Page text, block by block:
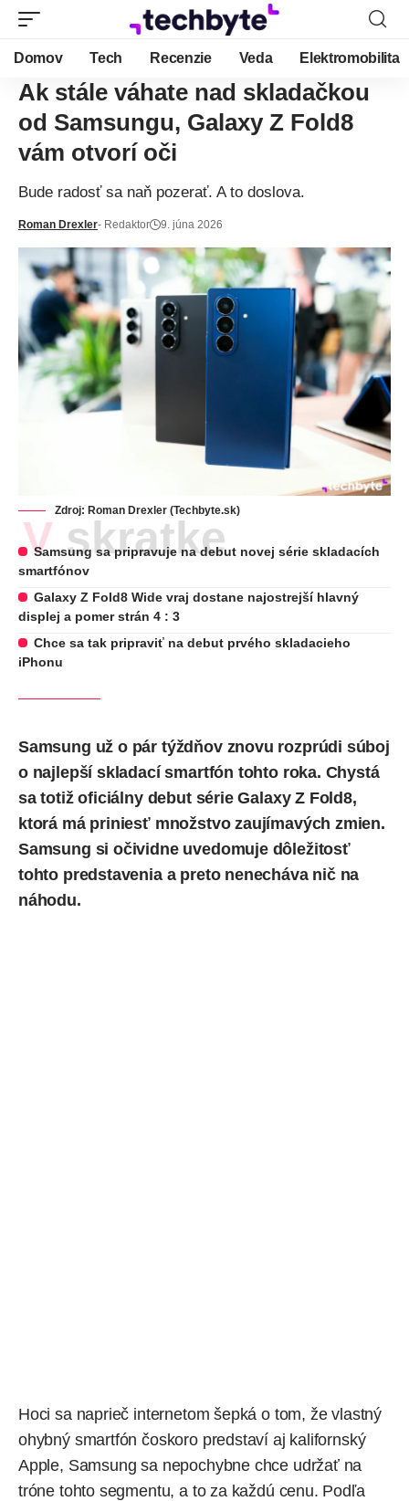
Domov Tech Recenzie Veda Elektromobilita
Ak stále váhate nad skladačkou
od Samsungu, Galaxy Z Fold8
vám otvorí oči
Bude radosť sa naň pozerať. A to doslova.
Roman Drexler- Redaktor 9. júna 2026
Zdroj: Roman Drexler (Techbyte.sk)
V skratke
Samsung sa pripravuje na debut novej série skladacích
smartfónov
Galaxy Z Fold8 Wide vraj dostane najostrejší hlavný
displej a pomer strán 4 : 3
Chce sa tak pripraviť na debut prvého skladacieho
iPhonu
Samsung už o pár týždňov znovu rozprúdi súboj
o najlepší skladací smartfón tohto roka. Chystá
sa totiž oficiálny debut série Galaxy Z Fold8,
ktorá má priniesť množstvo zaujímavých zmien.
Samsung si očividne uvedomuje dôležitosť
tohto predstavenia a preto nenecháva nič na
náhodu.
Hoci sa naprieč internetom šepká o tom, že vlastný
ohybný smartfónčoskoro predstaví aj kalifornský
Apple, Samsung sa nepochybne chce udržať na
tróne tohto segmentu, a to za každú cenu. Podľa